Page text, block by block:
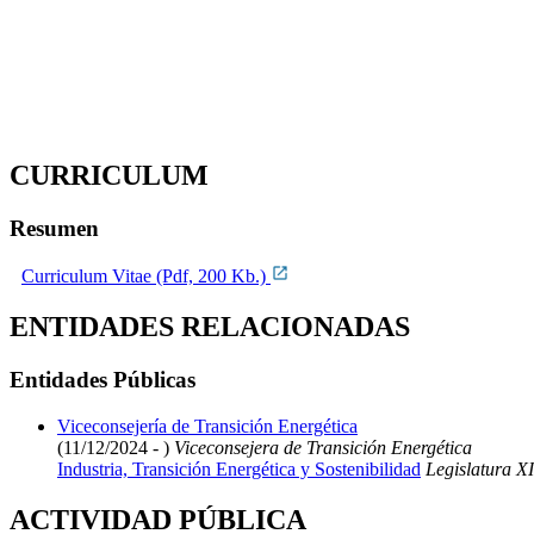
CURRICULUM
Resumen
Curriculum Vitae (Pdf, 200 Kb.)
ENTIDADES RELACIONADAS
Entidades Públicas
Viceconsejería de Transición Energética
(11/12/2024 - ) Viceconsejera de Transición Energética
Industria, Transición Energética y Sostenibilidad Legislatura
ACTIVIDAD PÚBLICA